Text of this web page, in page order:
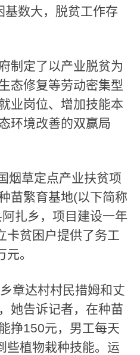
数大，脱贫工作存
定了以产业脱贫为
态修复等劳动密集型
业岗位、增加技能本
环境改善的双赢局
草定点产业扶贫项
苗繁育基地(以下简称
扎乡，项目建设一年
卡贫困户提供了务工
。
达村村民措姆和丈
她告诉记者，在种苗
挣150元，男工每天
些植物栽种技能。运